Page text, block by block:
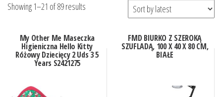
Showing 1–21 of 89 results
My Other Me Maseczka
Higieniczna Hello Kitty
Różowy Dziecięcy 2 Uds 3 5
Years S2421275
FMD BIURKO Z SZEROKĄ
SZUFLADĄ, 100 X 40 X 80 CM,
BIAŁE